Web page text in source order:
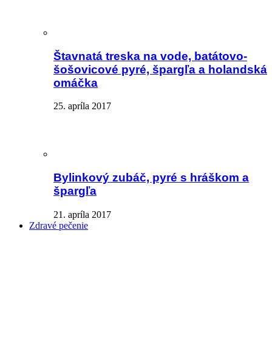
Štavnatá treska na vode, batátovo-
šošovicové pyré, špargľa a holandská
omáčka
25. apríla 2017
Bylinkový zubáč, pyré s hráškom a
špargľa
21. apríla 2017
Zdravé pečenie